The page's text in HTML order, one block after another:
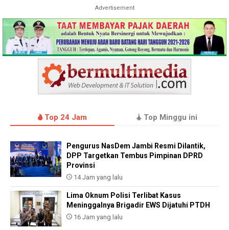
Advertisement
Top 24 Jam Top Minggu ini
Pengurus NasDem Jambi Resmi Dilantik,
DPP Targetkan Tembus Pimpinan DPRD
Provinsi
14 Jam yang lalu
Lima Oknum Polisi Terlibat Kasus
Meninggalnya Brigadir EWS Dijatuhi PTDH
16 Jam yang lalu